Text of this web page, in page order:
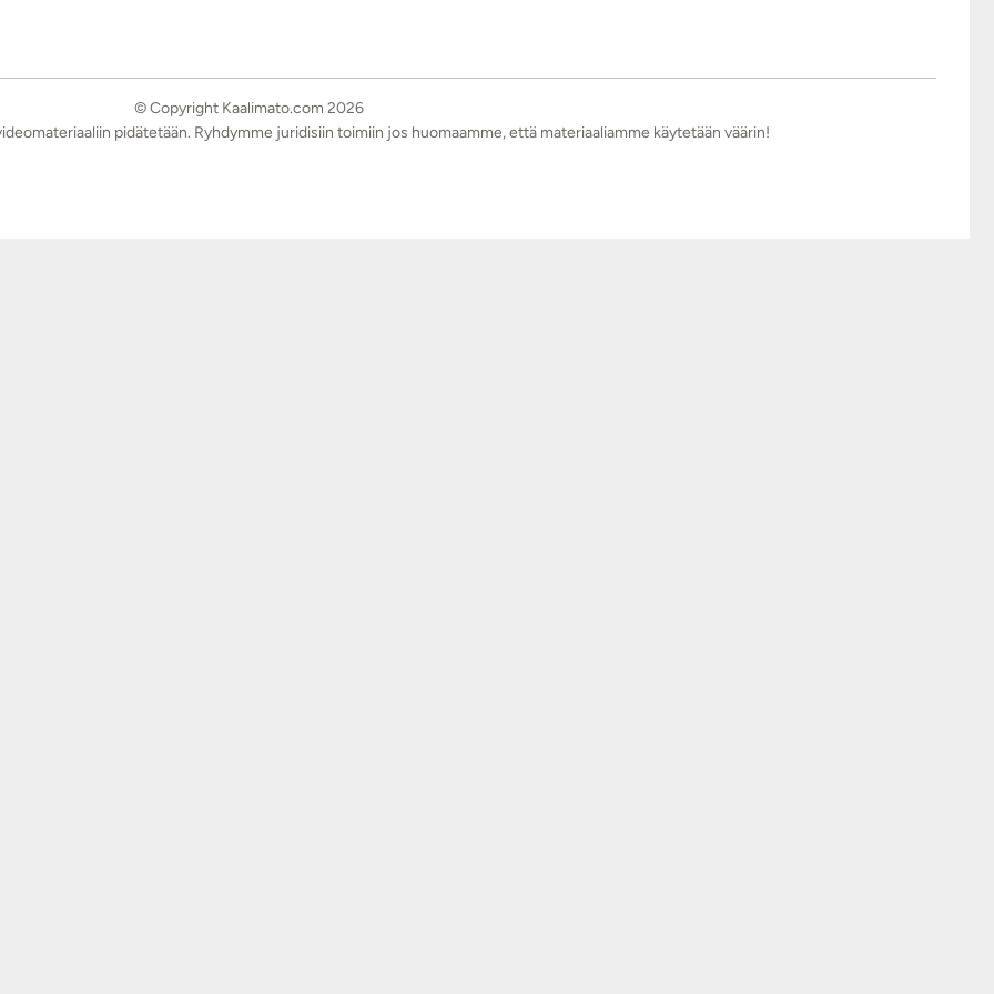
© Copyright Kaalimato.com 2026
pidätetään. Ryhdymme juridisiin toimiin jos huomaamme, että materiaaliamme käytetään väärin!